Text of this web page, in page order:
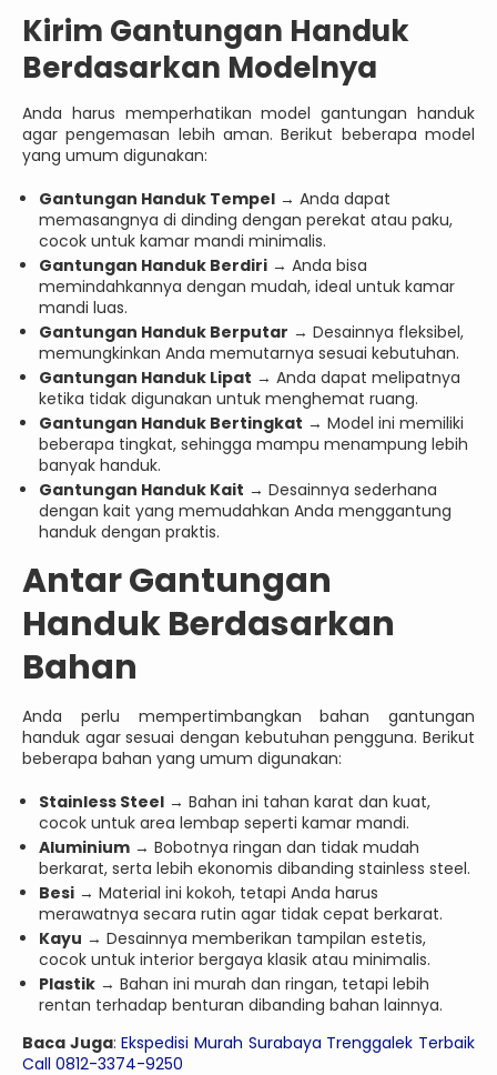
Kirim Gantungan Handuk
Berdasarkan Modelnya
Anda harus memperhatikan model gantungan handuk
agar pengemasan lebih aman. Berikut beberapa model
yang umum digunakan:
Gantungan Handuk Tempel → Anda dapat
memasangnya di dinding dengan perekat atau paku,
cocok untuk kamar mandi minimalis.
Gantungan Handuk Berdiri → Anda bisa
memindahkannya dengan mudah, ideal untuk kamar
mandi luas.
Gantungan Handuk Berputar → Desainnya fleksibel,
memungkinkan Anda memutarnya sesuai kebutuhan.
Gantungan Handuk Lipat → Anda dapat melipatnya
ketika tidak digunakan untuk menghemat ruang.
Gantungan Handuk Bertingkat → Model ini memiliki
beberapa tingkat, sehingga mampu menampung lebih
banyak handuk.
Gantungan Handuk Kait → Desainnya sederhana
dengan kait yang memudahkan Anda menggantung
handuk dengan praktis.
Antar Gantungan
Handuk Berdasarkan
Bahan
Anda perlu mempertimbangkan bahan gantungan
handuk agar sesuai dengan kebutuhan pengguna. Berikut
beberapa bahan yang umum digunakan:
Stainless Steel → Bahan ini tahan karat dan kuat,
cocok untuk area lembap seperti kamar mandi.
Aluminium → Bobotnya ringan dan tidak mudah
berkarat, serta lebih ekonomis dibanding stainless steel.
Besi → Material ini kokoh, tetapi Anda harus
merawatnya secara rutin agar tidak cepat berkarat.
Kayu → Desainnya memberikan tampilan estetis,
cocok untuk interior bergaya klasik atau minimalis.
Plastik → Bahan ini murah dan ringan, tetapi lebih
rentan terhadap benturan dibanding bahan lainnya.
Baca Juga:Ekspedisi Murah Surabaya Trenggalek Terbaik
Call 0812-3374-9250